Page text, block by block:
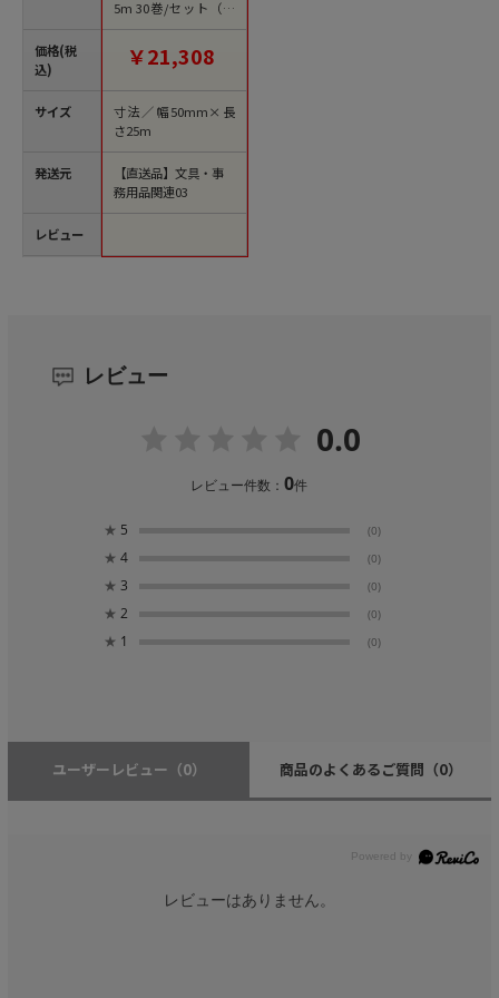
価格(税
込)
サイズ
発送元
レビュー
5m 30巻/セット（ご
注文単位1セット）
￥21,308
寸法／幅50mm×長
さ25m
【直送品】文具・事
務用品関連03
レビュー
0.0
レビュー件数：0件
★ 5 (0)
★ 4 (0)
★ 3 (0)
★ 2 (0)
★ 1 (0)
ユーザーレビュー （0） 商品のよくあるご質問 （0）
レビューはありません。